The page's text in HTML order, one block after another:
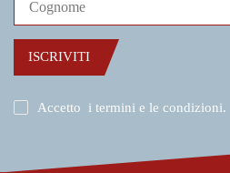
ISCRIVITI
Accetto i termini e le condizioni.